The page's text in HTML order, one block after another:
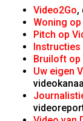
Video2Go,
Woning op
Pitch op
Instructies
Bruiloft op
Uw eigen